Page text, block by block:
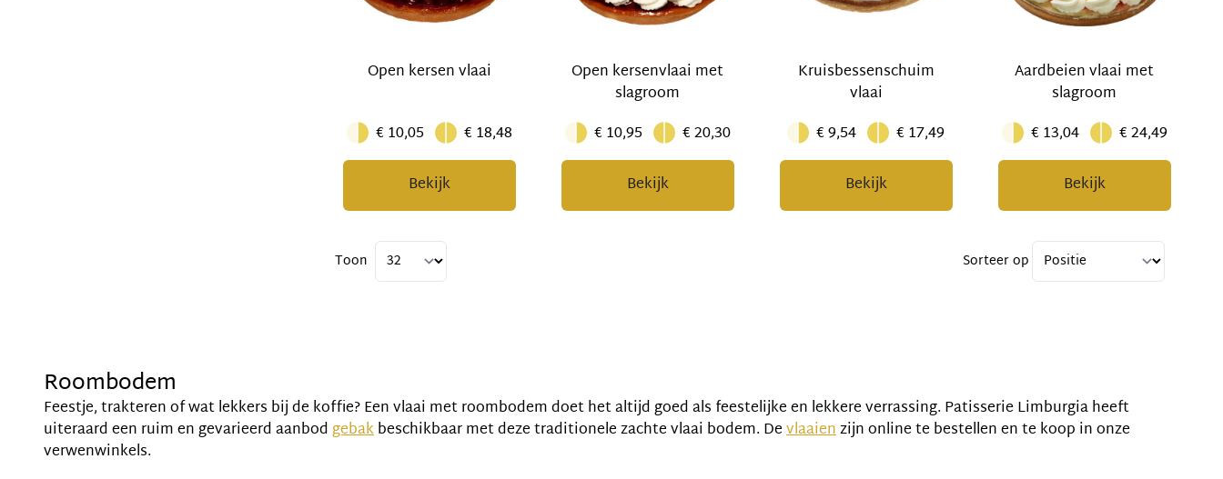
Open kersen vlaai
€ 10,05
€ 18,48
Bekijk
Open kersenvlaai met
slagroom
€ 10,95
€ 20,30
Bekijk
Kruisbessenschuim
vlaai
€ 9,54
€ 17,49
Bekijk
Aardbeien vlaai met
slagroom
€ 13,04
€ 24,49
Bekijk
Toon Sorteer op
Roombodem
Feestje, trakteren of wat lekkers bij de koffie? Een vlaai met roombodem doet het altijd goed als feestelijke en lekkere verrassing. Patisserie Limburgia heeft
uiteraard een ruim en gevarieerd aanbodgebakbeschikbaar met deze traditionele zachte vlaai bodem. Devlaaienzijn online te bestellen en te koop in onze
verwenwinkels.